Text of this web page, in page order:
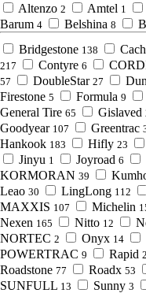
Altenzo 2 Amtel 1
Barum 4 Belshina 8
Bridgestone 138
217 Contyre 6
57 DoubleStar 27
Firestone 5 Formula 9
General Tire 65 Gislaved
Goodyear 107 Greentrac
Hankook 183 Hifly 23
Jinyu 1 Joyroad 6
KORMORAN 39
Leao 30 LingLong 112
MAXXIS 107 Michelin
Nexen 165 Nitto 12
NORTEC 2 Onyx 14
POWERTRAC 9 Rapid 2
Roadstone 77 Roadx 53
SUNFULL 13 Sunny 3